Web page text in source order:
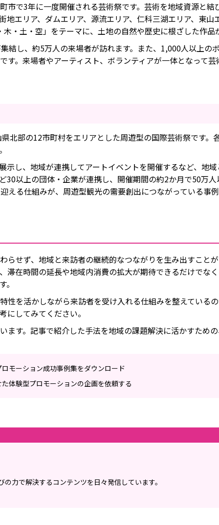
市で3年に一度開催される芸術祭です。芸術を地域資源と
地エリア、ダムエリア、源流エリア、仁科三湖エリア、東
・土・空」をテーマに、土地の自然や歴史に根ざした作品
結し、約5万人の来場者が訪れます。また、1,000人以上の
す。来場者やアーティスト、ボランティアが一体となって
北部の12市町村をエリアとした周遊型の国際芸術祭です。
示し、地域が連携してアートイベントを開催するなど、地
30以上の団体・企業が連携し、開催期間の約2か月で50万
える仕組みが、周遊型観光の需要創出につながっている事
らせず、地域と来訪者の継続的なつながりを生み出すこと
滞在時間の延長や地域内消費の拡大が期待できるだけでな
性を活かしながら来訪者を受け入れる仕組みを整えている
にしてみてください。
ます。記事で紹介した手法を地域の課題解決に活かすため
モーション成功事例集をダウンロード
体験型プロモーションの企画を依頼する
力で解決するコンテンツを日々発信しています。